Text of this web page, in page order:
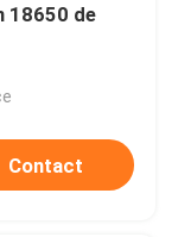
18650 de
Contact